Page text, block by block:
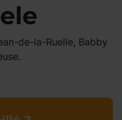
de-la-Ruelle, Babby